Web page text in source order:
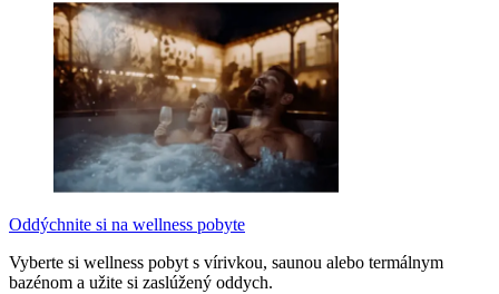
Oddýchnite si na wellness pobyte
Vyberte si wellness pobyt s vírivkou, saunou alebo termálnym
bazénom a užite si zaslúžený oddych.